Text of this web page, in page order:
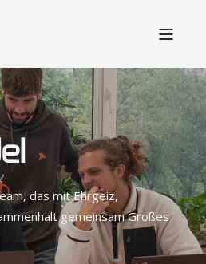
das mit Ehrgeiz,
gemeinsam Großes